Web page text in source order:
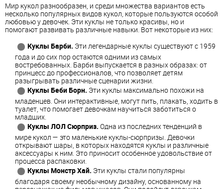
Мир кукол разнообразен, и среди множества вариантов есть
несколько популярных видов кукол, которые пользуются особой
любовью у девочек. Эти куклы не только красивы, но и
помогают развивать различные навыки. Вот некоторые из них:
Куклы Барби. Эти легендарные куклы существуют с 1959
года и до сих пор остаются одними из самых
востребованных. Барби выпускается в разных образах: от
принцесс до профессионалов, что позволяет детям
разыгрывать различные сценарии жизни.
Куклы Беби Борн. Эти куклы максимально похожи на
младенцев. Они интерактивные, могут пить, плакать, ходить в
туалет, что помогает девочкам научиться заботиться о
младших.
Куклы ЛОЛ Сюрприз. Одна из последних тенденций в
мире кукол — это маленькие куклы-сюрпризы. Девочки
открывают шары, в которых находятся куклы и различные
аксессуары к ним. Это приносит особенное удовольствие от
процесса распаковки.
Куклы Монстр Хай. Эти куклы стали популярны
благодаря своему необычному дизайну, основанному на